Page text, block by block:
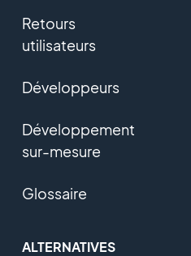
Retours
utilisateurs
Développeurs
Développement
sur-mesure
Glossaire
ALTERNATIVES